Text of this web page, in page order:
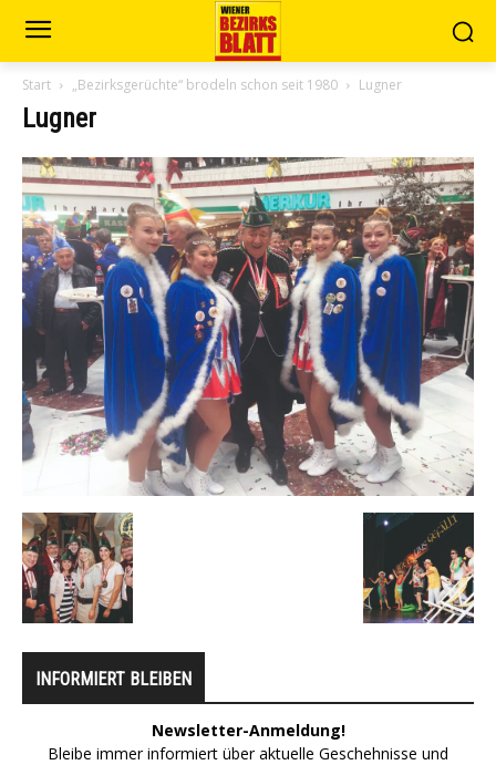
Start „Bezirksgerüchte“ brodeln schon seit 1980 Lugner
Lugner
INFORMIERT BLEIBEN
Newsletter-Anmeldung!
Bleibe immer informiert über aktuelle Geschehnisse und